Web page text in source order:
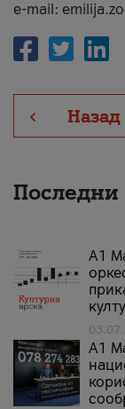
e-mail:
Назад
Последни
А1
A1